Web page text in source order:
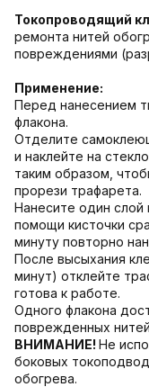
Токопроводящий
ремонта нитей
повреждениями
Применение:
Перед нанесением
флакона.
Отделите
и наклейте на
таким образом,
прорези трафарета.
Нанесите один слой
помощи кисточки
минуту повторно
После высыхания
минут) отклейте
готова к работе.
Одного флакона
поврежденных
ВНИМАНИЕ! Не
боковых
обогрева.